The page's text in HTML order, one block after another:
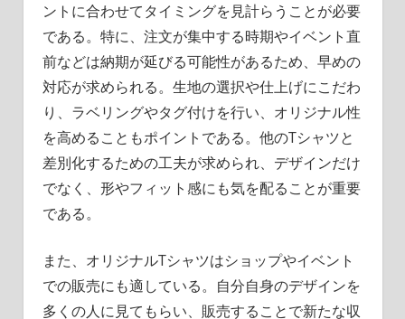
ントに合わせてタイミングを見計らうことが必要
である。特に、注文が集中する時期やイベント直
前などは納期が延びる可能性があるため、早めの
対応が求められる。生地の選択や仕上げにこだわ
り、ラベリングやタグ付けを行い、オリジナル性
を高めることもポイントである。他のTシャツと
差別化するための工夫が求められ、デザインだけ
でなく、形やフィット感にも気を配ることが重要
である。
また、オリジナルTシャツはショップやイベント
での販売にも適している。自分自身のデザインを
多くの人に見てもらい、販売することで新たな収